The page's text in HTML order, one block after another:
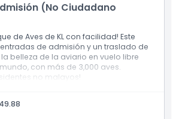
y Adultos
(No Ciudadano
de Aves de KL con facilidad! Este
de admisión y un traslado de
belleza de la aviario en vuelo libre
con más de 3,000 aves.
no malayos!